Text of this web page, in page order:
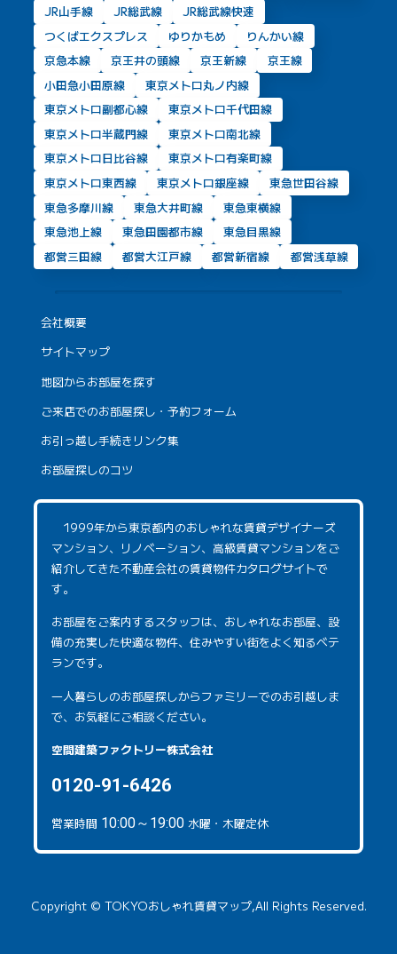
JR山手線
JR総武線
JR総武線快速
つくばエクスプレス
ゆりかもめ
りんかい線
京急本線
京王井の頭線 京王新線
京王線
小田急小田原線
東京メトロ丸ノ内線
東京メトロ副都心線
東京メトロ千代田線
東京メトロ半蔵門線
東京メトロ南北線
東京メトロ日比谷線
東京メトロ有楽町線
東京メトロ東西線
東京メトロ銀座線
東急世田谷線
東急多摩川線
東急大井町線
東急東横線
東急池上線
東急田園都市線
東急目黒線
都営三田線
都営大江戸線 都営新宿線 都営浅草線
会社概要
サイトマップ
地図からお部屋を探す
ご来店でのお部屋探し・予約フォーム
お引っ越し手続きリンク集
お部屋探しのコツ
1999年から東京都内のおしゃれな賃貸デザイナーズ
マンション、リノベーション、高級賃貸マンションをご
紹介してきた不動産会社の賃貸物件カタログサイトで
す。
お部屋をご案内するスタッフは、おしゃれなお部屋、設
備の充実した快適な物件、住みやすい街をよく知るベテ
ランです。
一人暮らしのお部屋探しからファミリーでのお引越しま
で、お気軽にご相談ください。
空間建築ファクトリー株式会社
0120-91-6426
営業時間 10:00～19:00 水曜・木曜定休
Copyright © TOKYOおしゃれ賃貸マップ,All Rights Reserved.